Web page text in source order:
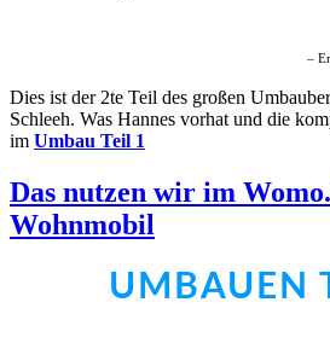
–
Dies ist der 2te Teil des großen
Schleeh. Was Hannes vorhat und die
im Umbau Teil 1
Das nutzen wir im
Wohnmobil
UMBAUEN